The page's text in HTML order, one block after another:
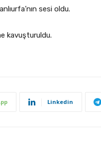
sesi oldu.
kavuşturuldu.
Linkedin